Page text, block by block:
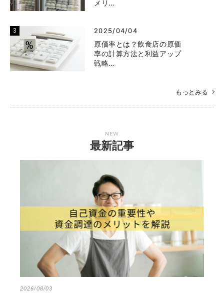
メリ…
2025/04/04
原価率とは？飲食店の原価
率の計算方法と利益アップ
戦略…
もっとみる
NEW
最新記事
2026/08/03